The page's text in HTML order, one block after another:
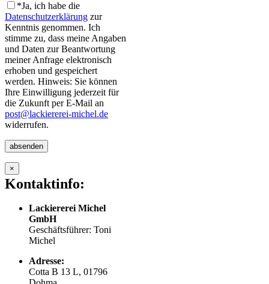
*Ja, ich habe die
Datenschutzerklärung zur
Kenntnis genommen. Ich
stimme zu, dass meine Angaben
und Daten zur Beantwortung
meiner Anfrage elektronisch
erhoben und gespeichert
werden. Hinweis: Sie können
Ihre Einwilligung jederzeit für
die Zukunft per E-Mail an
post@lackiererei-michel.de
widerrufen.
×
Kontaktinfo:
Lackiererei Michel
GmbH
Geschäftsführer: Toni
Michel
Adresse:
Cotta B 13 L, 01796